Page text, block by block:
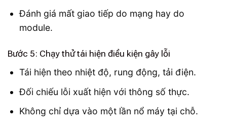
Đánh giá mất giao tiếp do mạng hay do
module.
Bước 5: Chạy thử tái hiện điều kiện gây lỗi
Tái hiện theo nhiệt độ, rung động, tải điện.
Đối chiếu lỗi xuất hiện với thông số thực.
Không chỉ dựa vào một lần nổ máy tại chỗ.